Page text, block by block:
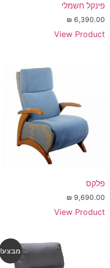
פינקל חשמלי
₪ 6,390.00
View Product
פלקס
₪ 9,690.00
View Product
מבצע!